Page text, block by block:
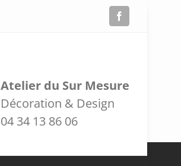
Atelier du Sur Mesure
Décoration & Design
04 34 13 86 06